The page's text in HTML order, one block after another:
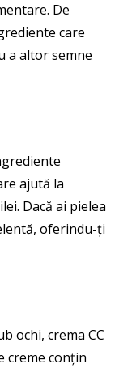
De
care
a altor semne
ajută la
Dacă ai pielea
oferindu-ți
ochi, crema CC
creme conțin